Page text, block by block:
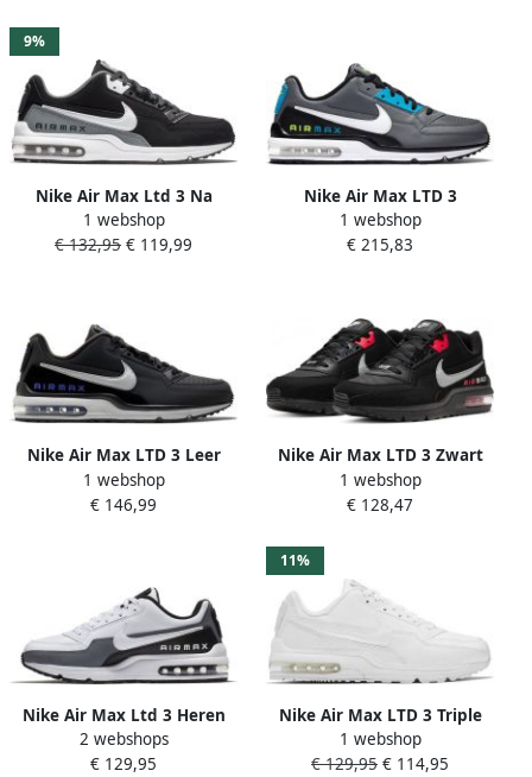
9%
Nike Air Max Ltd 3 Na
Sneakers Heren Black
White-Cool Grey
1 webshop
€ 132,95 € 119,99
Nike Air Max LTD 3
Sneakers Heren Jongens
Zwart Blauw Casual
1 webshop
€ 215,83
Nike Air Max LTD 3 Leer
Heren Sneakers
Sportschoenen
1 webshop
€ 146,99
Nike Air Max LTD 3 Zwart
Wit Heren Sneaker CW2649
1 webshop
€ 128,47
Nike Air Max Ltd 3 Heren
Sneakers 687977-105 Kleur
Wit
2 webshops
€ 129,95
11%
Nike Air Max LTD 3 Triple
White Sneakers Unisex
1 webshop
€ 129,95 € 114,95